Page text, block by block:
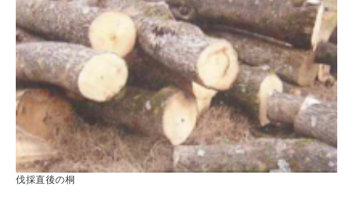
伐採直後の桐